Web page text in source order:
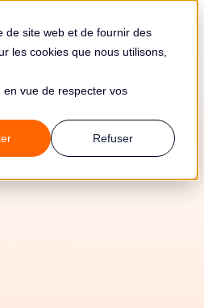
de site web et de fournir des
les cookies que nous utilisons,
vue de respecter vos
Refuser
Ressources
pour